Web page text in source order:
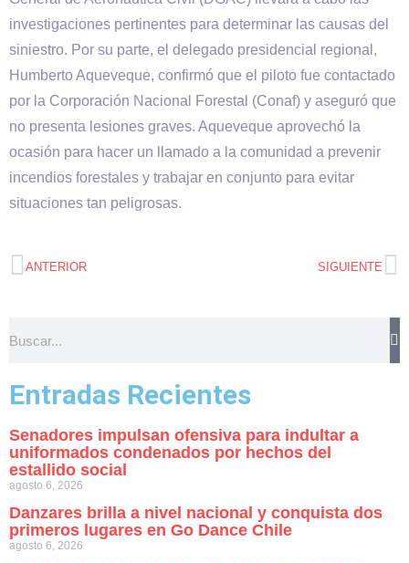
investigaciones pertinentes para determinar las causas del
siniestro. Por su parte, el delegado presidencial regional,
Humberto Aqueveque, confirmó que el piloto fue contactado
por la Corporación Nacional Forestal (Conaf) y aseguró que
no presenta lesiones graves. Aqueveque aprovechó la
ocasión para hacer un llamado a la comunidad a prevenir
incendios forestales y trabajar en conjunto para evitar
situaciones tan peligrosas.
ANTERIOR SIGUIENTE
Entradas Recientes
Senadores impulsan ofensiva para indultar a
uniformados condenados por hechos del
estallido social
agosto 6, 2026
Danzares brilla a nivel nacional y conquista dos
primeros lugares en Go Dance Chile
agosto 6, 2026